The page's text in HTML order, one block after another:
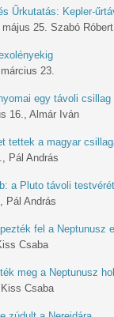
Űrkutatás: Kepler-
25. Szabó Róbert
23.
egy távoli csillag
16., Almár Iván
tettek a magyar
Pál András
a Pluto távoli
Pál András
fel a Neptunusz
Csaba
meg a Neptunusz
Csaba